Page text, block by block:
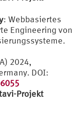
: Webbasiertes
Engineering von
2024,
DOI: